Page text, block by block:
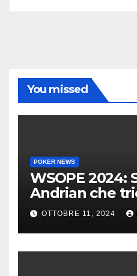
You missed
POKER NEWS
WSOPE 2024:
Andrian che
event al King’s
OTTOBRE 11, 2024